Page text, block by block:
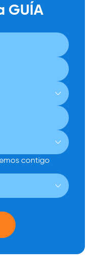
GUÍA
contigo